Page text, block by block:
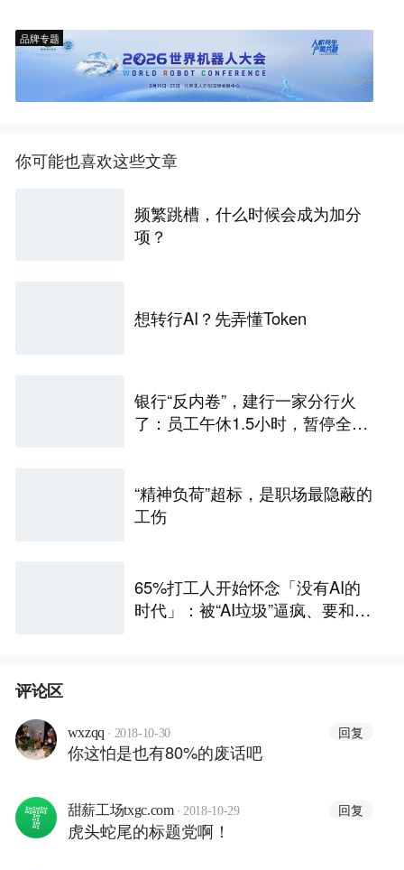
品牌专题
你可能也喜欢这些文章
频繁跳槽，什么时候会成为加分
项？
想转行AI？先弄懂Token
银行“反内卷”，建行一家分行火
了：员工午休1.5小时，暂停全部
不敢第一个休
“精神负荷”超标，是职场最隐蔽的
工伤
65%打工人开始怀念「没有AI的
时代」：被“AI垃圾”逼疯、要和AI
评论区
wxzqq · 2018-10-30 回复
你这怕是也有80%的废话吧
甜薪工场txgc.com · 2018-10-29 回复
虎头蛇尾的标题党啊！